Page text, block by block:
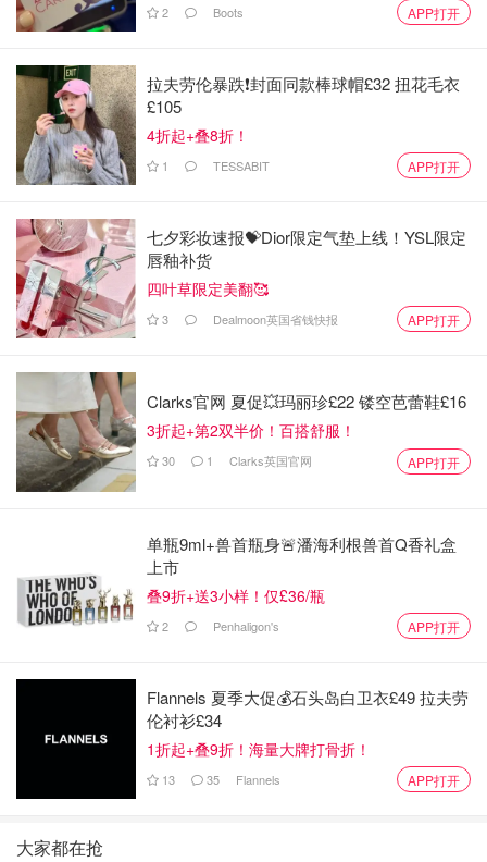
2 Boots APP打开
拉夫劳伦暴跌❗️封面同款棒球帽£32 扭花毛衣
£105
4折起+叠8折！
1 TESSABIT APP打开
七夕彩妆速报💝Dior限定气垫上线！YSL限定
唇釉补货
四叶草限定美翻🥰
3 Dealmoon英国省钱快报 APP打开
Clarks官网 夏促💥玛丽珍£22 镂空芭蕾鞋£16
3折起+第2双半价！百搭舒服！
30 1 Clarks英国官网 APP打开
单瓶9ml+兽首瓶身🚨潘海利根兽首Q香礼盒
上市
叠9折+送3小样！仅£36/瓶
2 Penhaligon's APP打开
Flannels 夏季大促💰石头岛白卫衣£49 拉夫劳
伦衬衫£34
1折起+叠9折！海量大牌打骨折！
13 35 Flannels APP打开
大家都在抢